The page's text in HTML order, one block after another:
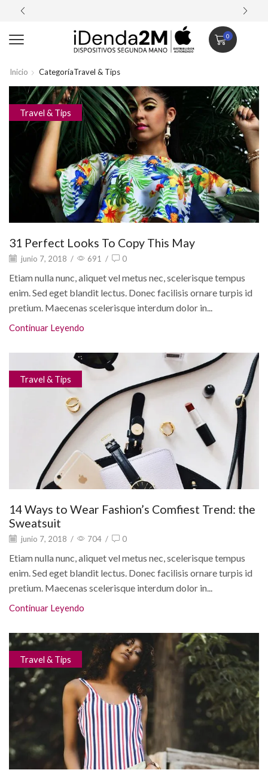
Piezas 100% originales. Calidad
0
Inicio CategoríaTravel & Tips
Travel & Tips
31 Perfect Looks To Copy This May
junio 7, 2018 / 691 / 0
Etiam nulla nunc, aliquet vel metus nec, scelerisque tempus
enim. Sed eget blandit lectus. Donec facilisis ornare turpis id
pretium. Maecenas scelerisque interdum dolor in...
Continuar Leyendo
Travel & Tips
14 Ways to Wear Fashion’s Comfiest Trend: the
Sweatsuit
junio 7, 2018 / 704 / 0
Etiam nulla nunc, aliquet vel metus nec, scelerisque tempus
enim. Sed eget blandit lectus. Donec facilisis ornare turpis id
pretium. Maecenas scelerisque interdum dolor in...
Continuar Leyendo
Travel & Tips